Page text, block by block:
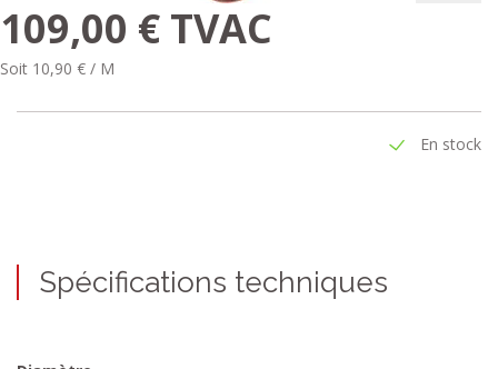
109,00 € TVAC
Soit 10,90 € / M
En stock
Spécifications techniques